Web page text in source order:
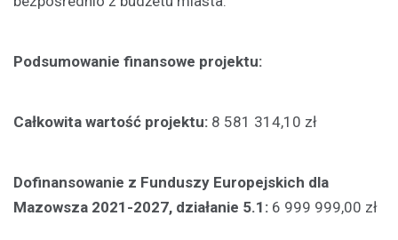
Podsumowanie finansowe projektu:
Całkowita wartość projektu: 8 581 314,10 zł
Dofinansowanie z Funduszy Europejskich dla
Mazowsza 2021-2027, działanie 5.1: 6 999 999,00 zł